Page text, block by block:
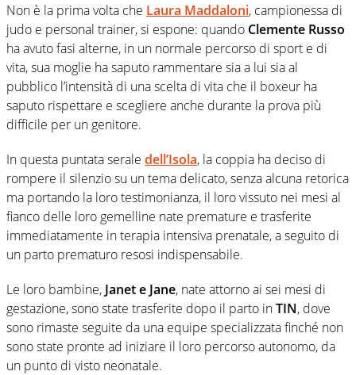
Non è la prima volta che Laura Maddaloni, campionessa di
judo e personal trainer, si espone: quando Clemente Russo
ha avuto fasi alterne, in un normale percorso di sport e di
vita, sua moglie ha saputo rammentare sia a lui sia al
pubblico l’intensità di una scelta di vita che il boxeur ha
saputo rispettare e scegliere anche durante la prova più
difficile per un genitore.
In questa puntata serale dell’Isola, la coppia ha deciso di
rompere il silenzio su un tema delicato, senza alcuna retorica
ma portando la loro testimonianza, il loro vissuto nei mesi al
fianco delle loro gemelline nate premature e trasferite
immediatamente in terapia intensiva prenatale, a seguito di
un parto prematuro resosi indispensabile.
Le loro bambine, Janet e Jane, nate attorno ai sei mesi di
gestazione, sono state trasferite dopo il parto inTIN, dove
sono rimaste seguite da una equipe specializzata finché non
sono state pronte ad iniziare il loro percorso autonomo, da
un punto di visto neonatale.